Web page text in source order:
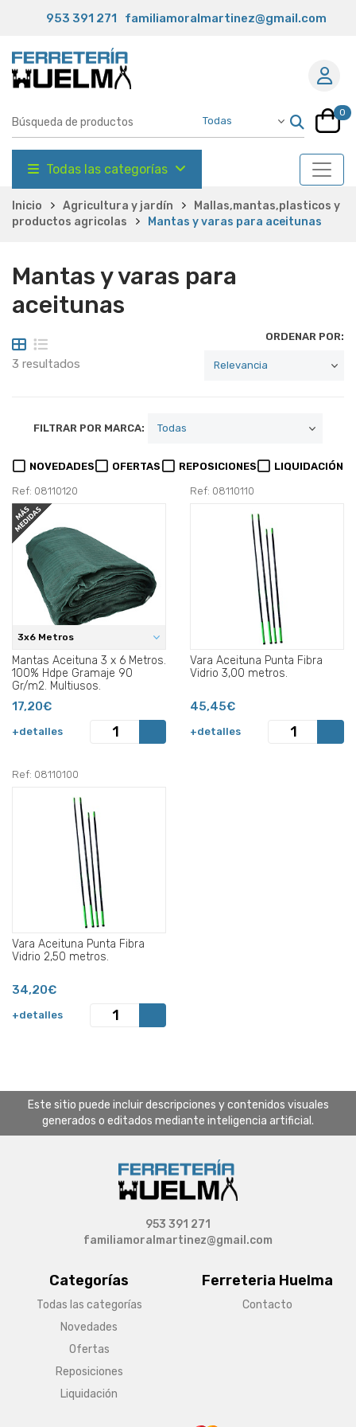
953 391 271 familiamoralmartinez@gmail.com
0
Todas las categorías
Inicio Agricultura y jardín
Mallas,mantas,plasticos y
productos agricolas
Mantas y varas para aceitunas
Mantas y varas para
aceitunas
3 resultados
ORDENAR POR:
FILTRAR POR MARCA:
NOVEDADES OFERTAS REPOSICIONES LIQUIDACIÓN
Ref: 08110120
3x6 Metros
Mantas Aceituna 3 x 6 Metros.
100% Hdpe Gramaje 90
Gr/m2. Multiusos.
17,20€
+detalles
Ref: 08110110
Vara Aceituna Punta Fibra
Vidrio 3,00 metros.
45,45€
+detalles
Ref: 08110100
Vara Aceituna Punta Fibra
Vidrio 2,50 metros.
34,20€
+detalles
Este sitio puede incluir descripciones y contenidos visuales
generados o editados mediante inteligencia artificial.
Categorías
Todas las categorías
Novedades
Ofertas
Reposiciones
Liquidación
Ferreteria Huelma
Contacto
953 391 271
familiamoralmartinez@gmail.com